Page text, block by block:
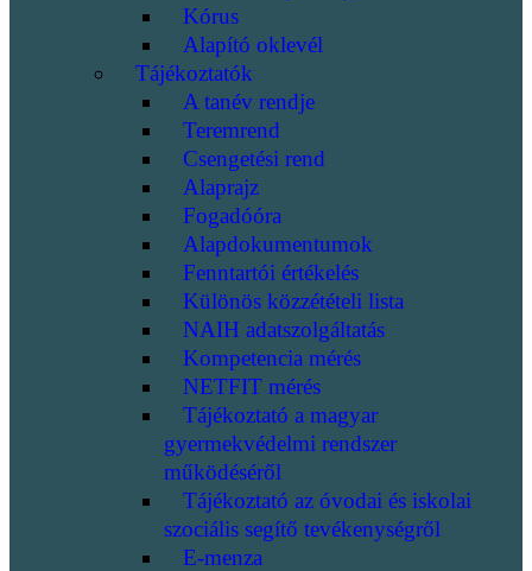
Kórus
Alapító oklevél
Tájékoztatók
A tanév rendje
Teremrend
Csengetési rend
Alaprajz
Fogadóóra
Alapdokumentumok
Fenntartói értékelés
Különös közzétételi lista
NAIH adatszolgáltatás
Kompetencia mérés
NETFIT mérés
Tájékoztató a magyar
gyermekvédelmi rendszer
működéséről
Tájékoztató az óvodai és iskolai
szociális segítő tevékenységről
E-menza